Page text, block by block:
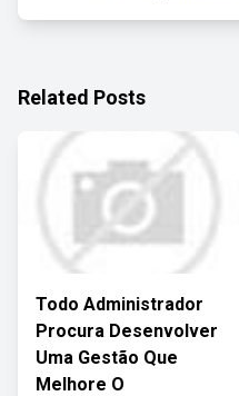
Related Posts
Todo Administrador
Procura Desenvolver
Uma Gestão Que
Melhore O